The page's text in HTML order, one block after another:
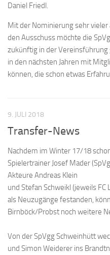
Daniel Friedl.
Mit der Nominierung sehr
den Ausschuss möchte die
zukünftig in der
in den nächsten Jahren mit
können, die schon etwas
9. JULI 2018
Transfer-News
Nachdem im Winter 17/18
Spielertrainer Josef Mader
Akteure Andreas Klein
und Stefan Schweikl (jeweils
als Neuzugänge festanden,
Birnböck/Probst noch weitere
Von der SpVgg Schweinhütt
und Simon Weiderer ins